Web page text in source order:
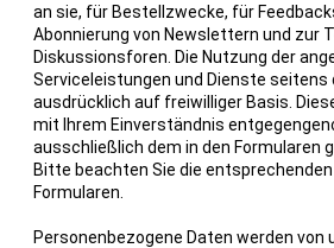
an sie, für Bestellzwecke, für
Abonnierung von Newslettern und zur
Diskussionsforen. Die Nutzung der
Serviceleistungen und Dienste
ausdrücklich auf freiwilliger Basis.
mit Ihrem Einverständnis
ausschließlich dem in den Formularen
Bitte beachten Sie die
Formularen.
Personenbezogene Daten werden von